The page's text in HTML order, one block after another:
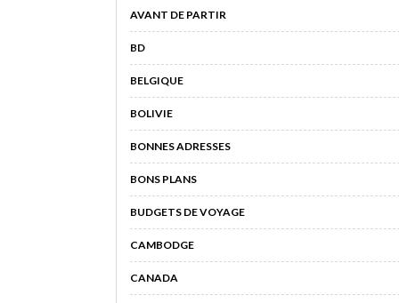
AVANT DE PARTIR
BD
BELGIQUE
BOLIVIE
BONNES ADRESSES
BONS PLANS
BUDGETS DE VOYAGE
CAMBODGE
CANADA